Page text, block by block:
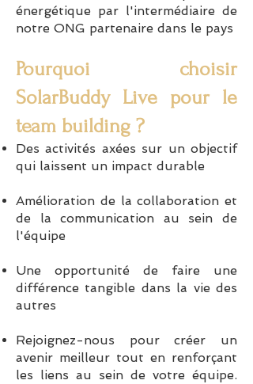
énergétique par l'intermédiaire de
notre ONG partenaire dans le pays
Pourquoi choisir
SolarBuddy Live pour le
team building ?
Des activités axées sur un objectif
qui laissent un impact durable
Amélioration de la collaboration et
de la communication au sein de
l'équipe
Une opportunité de faire une
différence tangible dans la vie des
autres
Rejoignez-nous pour créer un
avenir meilleur tout en renforçant
les liens au sein de votre équipe.